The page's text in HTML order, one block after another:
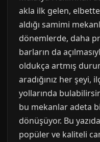
akla ilk gelen,
aldığı samimi
dönemlerde, daha
barların da
oldukça artmış
aradığınız her şeyi,
yollarında
bu mekanlar adeta
dönüşüyor. Bu
popüler ve kaliteli